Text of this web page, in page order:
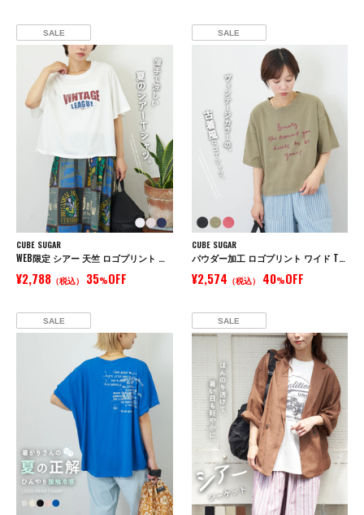
SALE
CUBE SUGAR
WEB限定 シアー 天竺 ロゴプリント ワイド Tシャツ
¥2,788 （税込） 35%OFF
SALE
CUBE SUGAR
パウダー加工 ロゴプリント ワイド Tシャツ
¥2,574 （税込） 40%OFF
SALE SALE